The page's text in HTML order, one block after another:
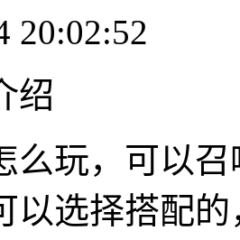
20:02:52
绍
么玩，可以
以选择搭配